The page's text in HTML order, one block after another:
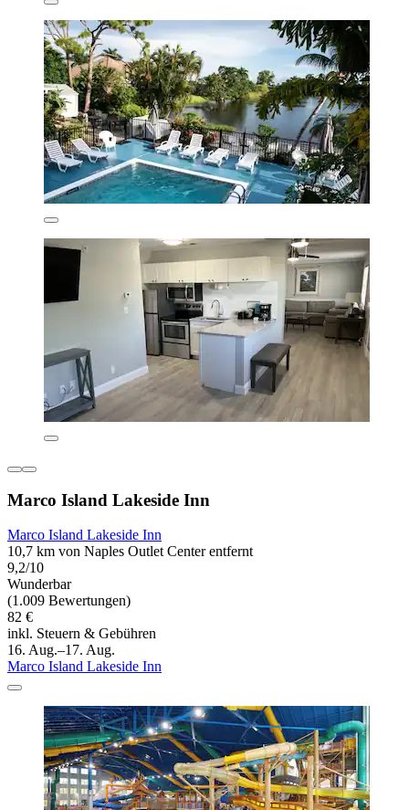
Marco Island Lakeside Inn
Marco Island Lakeside Inn
10,7 km von Naples Outlet Center entfernt
9,2/10
Wunderbar
(1.009 Bewertungen)
82 €
inkl. Steuern & Gebühren
16. Aug.–17. Aug.
Marco Island Lakeside Inn